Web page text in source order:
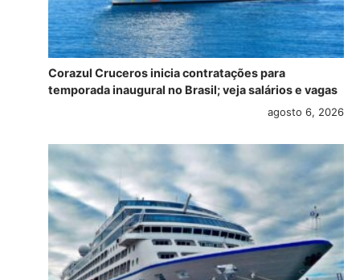
Corazul Cruceros inicia contratações para
temporada inaugural no Brasil; veja salários e vagas
agosto 6, 2026